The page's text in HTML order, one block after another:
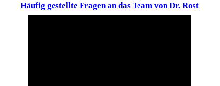
Häufig gestellte Fragen an das Team von Dr. Rost